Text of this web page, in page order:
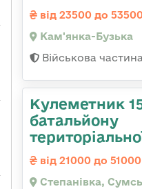
від 23500 до
Кам'янка-Бузька
Військова
Кулеметник
батальйону
від 21000 до
Степанівка,